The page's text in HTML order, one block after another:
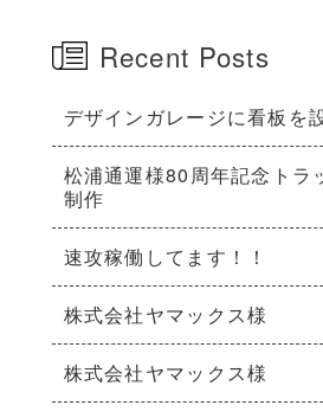
Recent Posts
デザインガレージに看板を
松浦通運様80周年記念トラ
制作
速攻稼働してます！！
株式会社ヤマックス様
株式会社ヤマックス様